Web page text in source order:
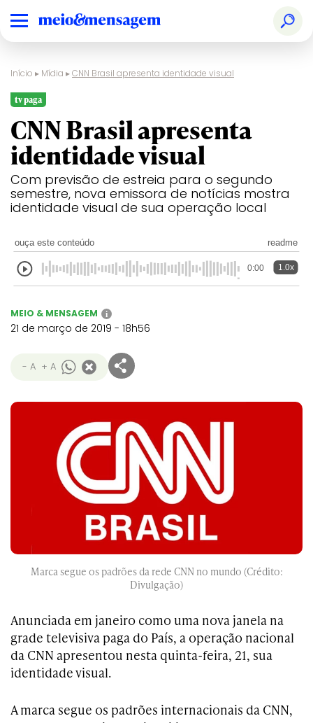
Início ▸ Mídia ▸CNN Brasil apresenta identidade visual
tv paga
CNN Brasil apresenta
identidade visual
Com previsão de estreia para o segundo
semestre, nova emissora de notícias mostra
identidade visual de sua operação local
ouça este conteúdo readme
0:00 1.0x
MEIO & MENSAGEM i
21 de março de 2019 - 18h56
- A + A
Marca segue os padrões da rede CNN no mundo (Crédito:
Divulgação)
Anunciada em janeiro como uma nova janela na
grade televisiva paga do País, a operação nacional
da CNN apresentou nesta quinta-feira, 21, sua
identidade visual.
A marca segue os padrões internacionais da CNN,